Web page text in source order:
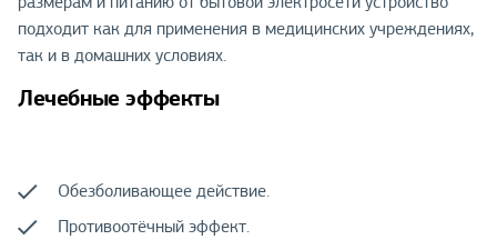
подходит как для применения в медицинских учреждениях,
так и в домашних условиях.
Лечебные эффекты
Обезболивающее действие.
Противоотёчный эффект.